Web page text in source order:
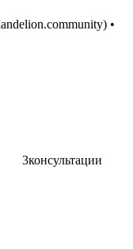
•
3консультации